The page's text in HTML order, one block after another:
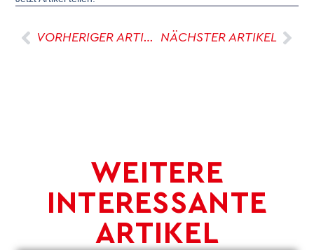
VORHERIGER ARTIKEL NÄCHSTER ARTIKEL
WEITERE
INTERESSANTE
ARTIKEL